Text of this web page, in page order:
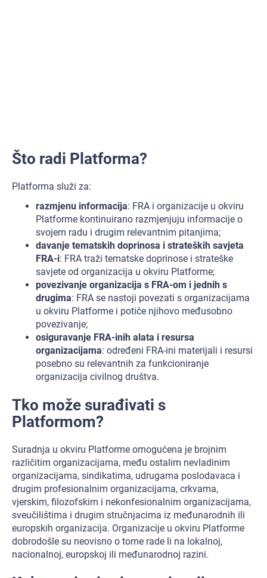
Što radi Platforma?
Platforma služi za:
razmjenu informacija: FRA i organizacije u okviru
Platforme kontinuirano razmjenjuju informacije o
svojem radu i drugim relevantnim pitanjima;
davanje tematskih doprinosa i strateških savjeta
FRA-i: FRA traži tematske doprinose i strateške
savjete od organizacija u okviru Platforme;
povezivanje organizacija s FRA-om i jednih s
drugima: FRA se nastoji povezati s organizacijama
u okviru Platforme i potiče njihovo međusobno
povezivanje;
osiguravanje FRA-inih alata i resursa
organizacijama: određeni FRA-ini materijali i resursi
posebno su relevantnih za funkcioniranje
organizacija civilnog društva.
Tko može surađivati s
Platformom?
Suradnja u okviru Platforme omogućena je brojnim
različitim organizacijama, među ostalim nevladinim
organizacijama, sindikatima, udrugama poslodavaca i
drugim profesionalnim organizacijama, crkvama,
vjerskim, filozofskim i nekonfesionalnim organizacijama,
sveučilištima i drugim stručnjacima iz međunarodnih ili
europskih organizacija. Organizacije u okviru Platforme
dobrodošle su neovisno o tome rade li na lokalnoj,
nacionalnoj, europskoj ili međunarodnoj razini.